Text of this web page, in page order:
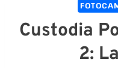
Custodia
2: